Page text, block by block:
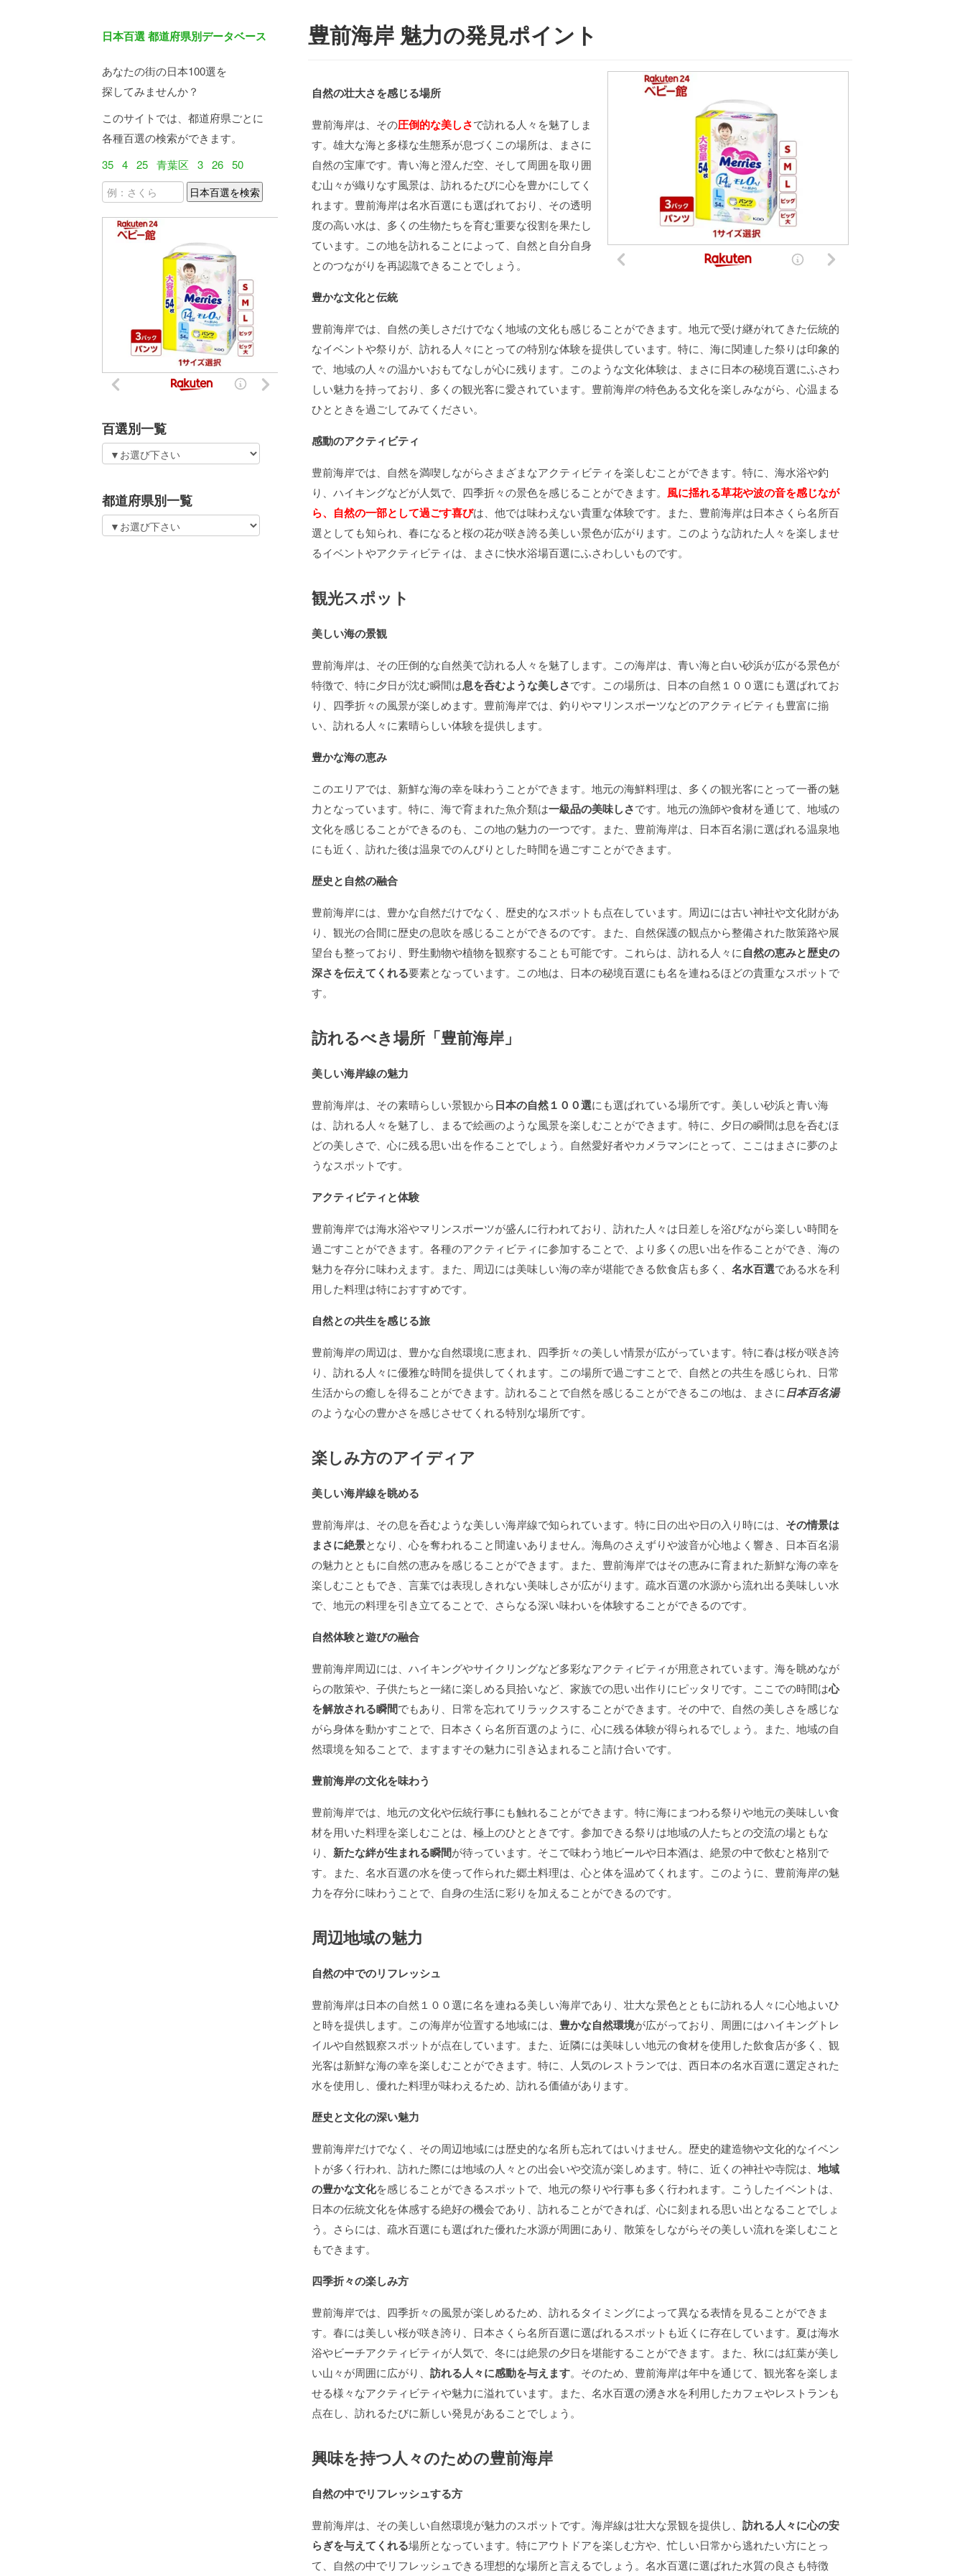
日本百選 都道府県別データベース
あなたの街の日本100選を
探してみませんか？
このサイトでは、都道府県ごとに
各種百選の検索ができます。
35 4 25 青葉区 3 26 50
百選別一覧
都道府県別一覧
豊前海岸 魅力の発見ポイント
自然の壮大さを感じる場所
豊前海岸は、その圧倒的な美しさで訪れる人々を魅了しま
す。雄大な海と多様な生態系が息づくこの場所は、まさに
自然の宝庫です。青い海と澄んだ空、そして周囲を取り囲
む山々が織りなす風景は、訪れるたびに心を豊かにしてく
れます。豊前海岸は名水百選にも選ばれており、その透明
度の高い水は、多くの生物たちを育む重要な役割を果たし
ています。この地を訪れることによって、自然と自分自身
とのつながりを再認識できることでしょう。
豊かな文化と伝統
豊前海岸では、自然の美しさだけでなく地域の文化も感じることができます。地元で受け継がれてきた伝統的
なイベントや祭りが、訪れる人々にとっての特別な体験を提供しています。特に、海に関連した祭りは印象的
で、地域の人々の温かいおもてなしが心に残ります。このような文化体験は、まさに日本の秘境百選にふさわ
しい魅力を持っており、多くの観光客に愛されています。豊前海岸の特色ある文化を楽しみながら、心温まる
ひとときを過ごしてみてください。
感動のアクティビティ
豊前海岸では、自然を満喫しながらさまざまなアクティビティを楽しむことができます。特に、海水浴や釣
り、ハイキングなどが人気で、四季折々の景色を感じることができます。 風に揺れる草花や波の音を感じなが
ら、自然の一部として過ごす喜びは、他では味わえない貴重な体験です。また、豊前海岸は日本さくら名所百
選としても知られ、春になると桜の花が咲き誇る美しい景色が広がります。このような訪れた人々を楽しませ
るイベントやアクティビティは、まさに快水浴場百選にふさわしいものです。
観光スポット
美しい海の景観
豊前海岸は、その圧倒的な自然美で訪れる人々を魅了します。この海岸は、青い海と白い砂浜が広がる景色が
特徴で、特に夕日が沈む瞬間は息を呑むような美しさです。この場所は、日本の自然１００選にも選ばれてお
り、四季折々の風景が楽しめます。豊前海岸では、釣りやマリンスポーツなどのアクティビティも豊富に揃
い、訪れる人々に素晴らしい体験を提供します。
豊かな海の恵み
このエリアでは、新鮮な海の幸を味わうことができます。地元の海鮮料理は、多くの観光客にとって一番の魅
力となっています。特に、海で育まれた魚介類は一級品の美味しさです。地元の漁師や食材を通じて、地域の
文化を感じることができるのも、この地の魅力の一つです。また、豊前海岸は、日本百名湯に選ばれる温泉地
にも近く、訪れた後は温泉でのんびりとした時間を過ごすことができます。
歴史と自然の融合
豊前海岸には、豊かな自然だけでなく、歴史的なスポットも点在しています。周辺には古い神社や文化財があ
り、観光の合間に歴史の息吹を感じることができるのです。また、自然保護の観点から整備された散策路や展
望台も整っており、野生動物や植物を観察することも可能です。これらは、訪れる人々に自然の恵みと歴史の
深さを伝えてくれる要素となっています。この地は、日本の秘境百選にも名を連ねるほどの貴重なスポットで
す。
訪れるべき場所「豊前海岸」
美しい海岸線の魅力
豊前海岸は、その素晴らしい景観から日本の自然１００選にも選ばれている場所です。美しい砂浜と青い海
は、訪れる人々を魅了し、まるで絵画のような風景を楽しむことができます。特に、夕日の瞬間は息を呑むほ
どの美しさで、心に残る思い出を作ることでしょう。自然愛好者やカメラマンにとって、ここはまさに夢のよ
うなスポットです。
アクティビティと体験
豊前海岸では海水浴やマリンスポーツが盛んに行われており、訪れた人々は日差しを浴びながら楽しい時間を
過ごすことができます。各種のアクティビティに参加することで、より多くの思い出を作ることができ、海の
魅力を存分に味わえます。また、周辺には美味しい海の幸が堪能できる飲食店も多く、 名水百選である水を利
用した料理は特におすすめです。
自然との共生を感じる旅
豊前海岸の周辺は、豊かな自然環境に恵まれ、四季折々の美しい情景が広がっています。特に春は桜が咲き誇
り、訪れる人々に優雅な時間を提供してくれます。この場所で過ごすことで、自然との共生を感じられ、日常
生活からの癒しを得ることができます。訪れることで自然を感じることができるこの地は、まさに日本百名湯
のような心の豊かさを感じさせてくれる特別な場所です。
楽しみ方のアイディア
美しい海岸線を眺める
豊前海岸は、その息を呑むような美しい海岸線で知られています。特に日の出や日の入り時には、 その情景は
まさに絶景となり、心を奪われること間違いありません。海鳥のさえずりや波音が心地よく響き、日本百名湯
の魅力とともに自然の恵みを感じることができます。また、豊前海岸ではその恵みに育まれた新鮮な海の幸を
楽しむこともでき、言葉では表現しきれない美味しさが広がります。疏水百選の水源から流れ出る美味しい水
で、地元の料理を引き立てることで、さらなる深い味わいを体験することができるのです。
自然体験と遊びの融合
豊前海岸周辺には、ハイキングやサイクリングなど多彩なアクティビティが用意されています。海を眺めなが
らの散策や、子供たちと一緒に楽しめる貝拾いなど、家族での思い出作りにピッタリです。ここでの時間は心
を解放される瞬間でもあり、日常を忘れてリラックスすることができます。その中で、自然の美しさを感じな
がら身体を動かすことで、日本さくら名所百選のように、心に残る体験が得られるでしょう。また、地域の自
然環境を知ることで、ますますその魅力に引き込まれること請け合いです。
豊前海岸の文化を味わう
豊前海岸では、地元の文化や伝統行事にも触れることができます。特に海にまつわる祭りや地元の美味しい食
材を用いた料理を楽しむことは、極上のひとときです。参加できる祭りは地域の人たちとの交流の場ともな
り、 新たな絆が生まれる瞬間が待っています。そこで味わう地ビールや日本酒は、絶景の中で飲むと格別で
す。また、名水百選の水を使って作られた郷土料理は、心と体を温めてくれます。このように、豊前海岸の魅
力を存分に味わうことで、自身の生活に彩りを加えることができるのです。
周辺地域の魅力
自然の中でのリフレッシュ
豊前海岸は日本の自然１００選に名を連ねる美しい海岸であり、壮大な景色とともに訪れる人々に心地よいひ
と時を提供します。この海岸が位置する地域には、 豊かな自然環境が広がっており、周囲にはハイキングトレ
イルや自然観察スポットが点在しています。また、近隣には美味しい地元の食材を使用した飲食店が多く、観
光客は新鮮な海の幸を楽しむことができます。特に、人気のレストランでは、西日本の名水百選に選定された
水を使用し、優れた料理が味わえるため、訪れる価値があります。
歴史と文化の深い魅力
豊前海岸だけでなく、その周辺地域には歴史的な名所も忘れてはいけません。歴史的建造物や文化的なイベン
トが多く行われ、訪れた際には地域の人々との出会いや交流が楽しめます。特に、近くの神社や寺院は、 地域
の豊かな文化を感じることができるスポットで、地元の祭りや行事も多く行われます。こうしたイベントは、
日本の伝統文化を体感する絶好の機会であり、訪れることができれば、心に刻まれる思い出となることでしょ
う。さらには、疏水百選にも選ばれた優れた水源が周囲にあり、散策をしながらその美しい流れを楽しむこと
もできます。
四季折々の楽しみ方
豊前海岸では、四季折々の風景が楽しめるため、訪れるタイミングによって異なる表情を見ることができま
す。春には美しい桜が咲き誇り、日本さくら名所百選に選ばれるスポットも近くに存在しています。夏は海水
浴やビーチアクティビティが人気で、冬には絶景の夕日を堪能することができます。また、秋には紅葉が美し
い山々が周囲に広がり、 訪れる人々に感動を与えます。そのため、豊前海岸は年中を通じて、観光客を楽しま
せる様々なアクティビティや魅力に溢れています。また、名水百選の湧き水を利用したカフェやレストランも
点在し、訪れるたびに新しい発見があることでしょう。
興味を持つ人々のための豊前海岸
自然の中でリフレッシュする方
豊前海岸は、その美しい自然環境が魅力のスポットです。海岸線は壮大な景観を提供し、 訪れる人々に心の安
らぎを与えてくれる場所となっています。特にアウトドアを楽しむ方や、忙しい日常から逃れたい方にとっ
て、自然の中でリフレッシュできる理想的な場所と言えるでしょう。名水百選に選ばれた水質の良さも特徴